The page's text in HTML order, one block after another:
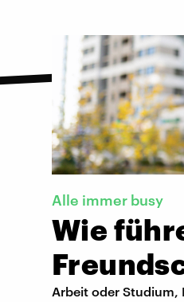
Alle immer busy
Wie
Arbeit oder Studium,